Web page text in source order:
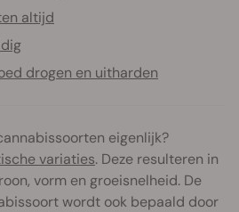
altijd
drogen en uitharden
eigenlijk?
variaties. Deze resulteren in
vorm en groeisnelheid. De
wordt ook bepaald door